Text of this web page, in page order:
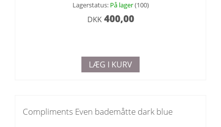
Lagerstatus: På lager(100)
DKK400,00
LÆG I KURV
Compliments Even bademåtte dark blue